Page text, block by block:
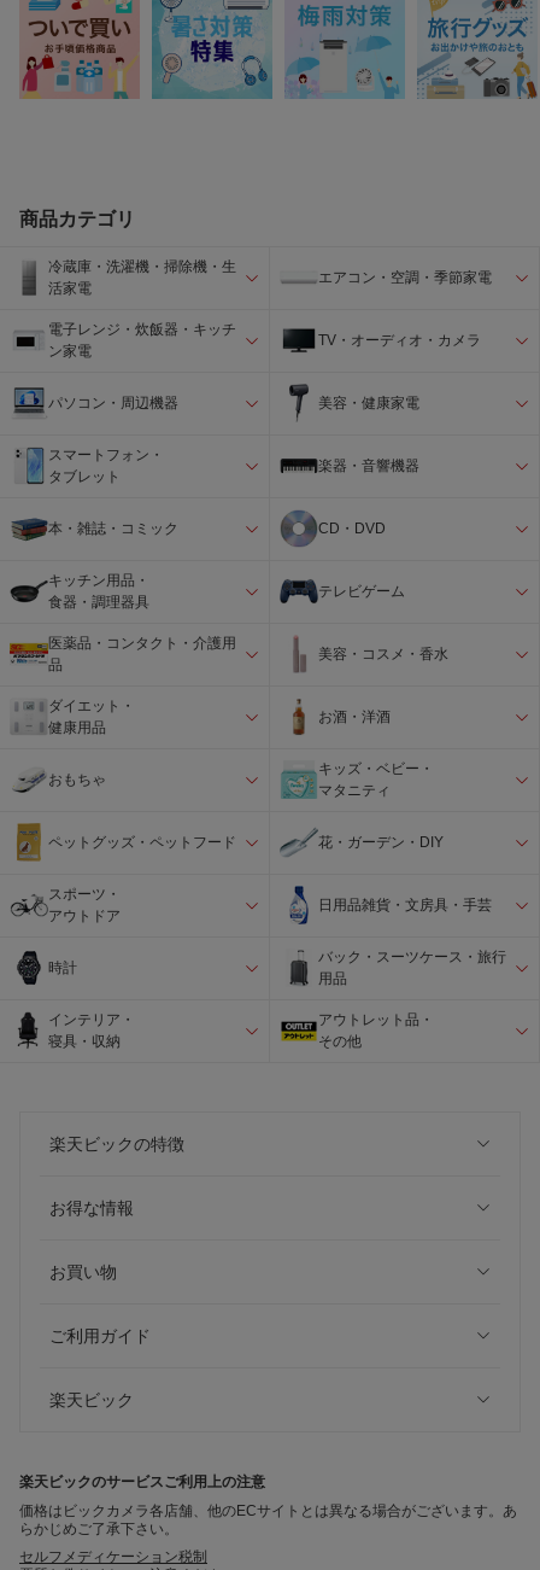
商品カテゴリ
冷蔵庫・洗濯機・掃除機・生
活家電
エアコン・空調・季節家電
電子レンジ・炊飯器・キッチ
ン家電
TV・オーディオ・カメラ
パソコン・周辺機器 美容・健康家電
スマートフォン・
タブレット
楽器・音響機器
本・雑誌・コミック CD・DVD
キッチン用品・
食器・調理器具
テレビゲーム
医薬品・コンタクト・介護用
品
美容・コスメ・香水
ダイエット・
健康用品
お酒・洋酒
おもちゃ
キッズ・ベビー・
マタニティ
ペットグッズ・ペットフード 花・ガーデン・DIY
スポーツ・
アウトドア
日用品雑貨・文房具・手芸
時計
バック・スーツケース・旅行
用品
インテリア・
寝具・収納
アウトレット品・
その他
楽天ビックの特徴
お得な情報
お買い物
ご利用ガイド
楽天ビック
楽天ビックのサービスご利用上の注意
価格はビックカメラ各店舗、他のECサイトとは異なる場合がございます。あ
らかじめご了承下さい。
セルフメディケーション税制